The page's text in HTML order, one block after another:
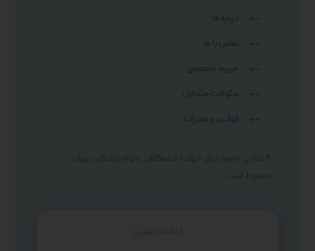
درباره ما
تماس با ما
حریم خصوصی
سئوالات متداول
قوانین و مقررات
اطلاعات تماس